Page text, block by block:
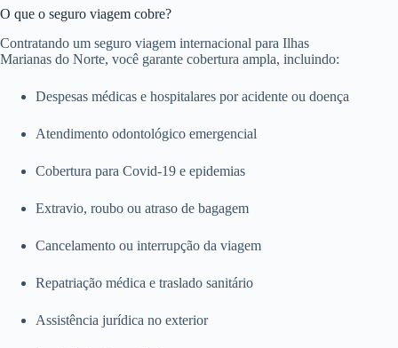
O que o seguro viagem cobre?
Contratando um seguro viagem internacional para Ilhas
Marianas do Norte, você garante cobertura ampla, incluindo:
Despesas médicas e hospitalares por acidente ou doença
Atendimento odontológico emergencial
Cobertura para Covid-19 e epidemias
Extravio, roubo ou atraso de bagagem
Cancelamento ou interrupção da viagem
Repatriação médica e traslado sanitário
Assistência jurídica no exterior